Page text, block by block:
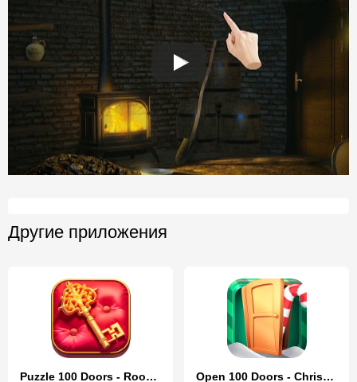
Другие приложения
Puzzle 100 Doors - Room escape Open 100 Doors - Christmas!